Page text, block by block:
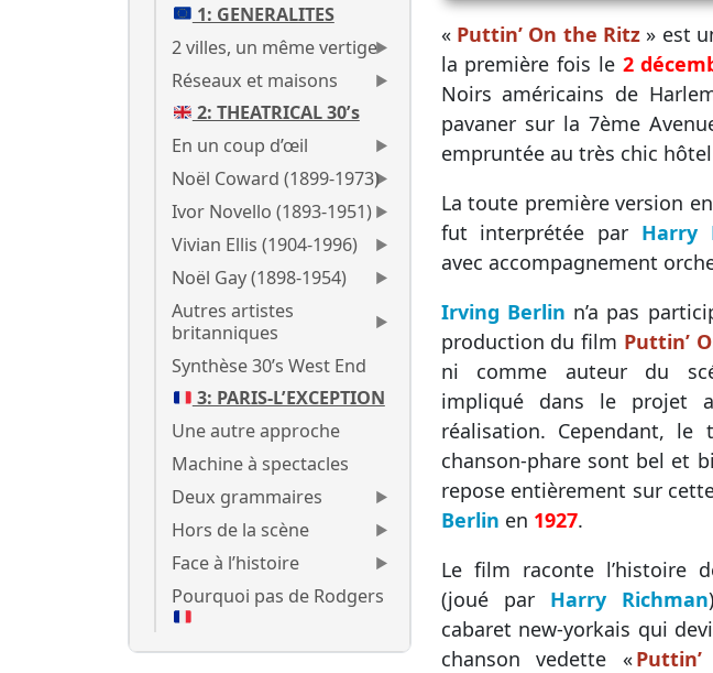
1: GENERALITES
2 villes, un même vertige
Réseaux et maisons
2: THEATRICAL 30’s
En un coup d’œil
Noël Coward (1899-1973)
Ivor Novello (1893-1951)
Vivian Ellis (1904-1996)
Noël Gay (1898-1954)
Autres artistes
britanniques
Synthèse 30’s West End
3: PARIS-L’EXCEPTION
Une autre approche
Machine à spectacles
Deux grammaires
Hors de la scène
Face à l’histoire
Pourquoi pas de Rodgers
« Puttin’ On the Ritz» est
la première fois le 2
Noirs américains de
pavaner sur la 7ème
empruntée au très chic
La toute première version
fut interprétée par Harry
avec accompagnement
Irving Berlin n’a pas
production du film Puttin’
ni comme auteur du
impliqué dans le projet
réalisation. Cependant,
chanson-phare sont bel et
repose entièrement sur
Berlin en 1927.
Le film raconte l’histoire
(joué par Harry Richman
cabaret new-yorkais qui
chanson vedette «